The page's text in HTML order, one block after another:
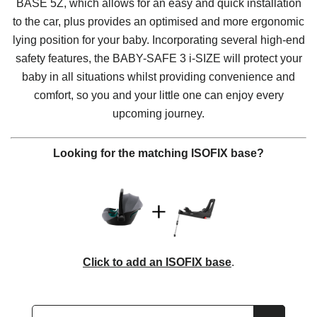
BASE 5Z, which allows for an easy and quick installation
to the car, plus provides an optimised and more ergonomic
lying position for your baby. Incorporating several high-end
safety features, the BABY-SAFE 3 i-SIZE will protect your
baby in all situations whilst providing convenience and
comfort, so you and your little one can enjoy every
upcoming journey.
Looking for the matching ISOFIX base?
Click to add an ISOFIX base.